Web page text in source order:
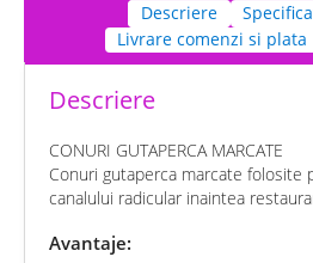
Descriere
Livrare comenzi si plata
Descriere
CONURI GUTAPERCA MARCATE
Conuri gutaperca marcate folosite
canalului radicular inaintea
Avantaje: